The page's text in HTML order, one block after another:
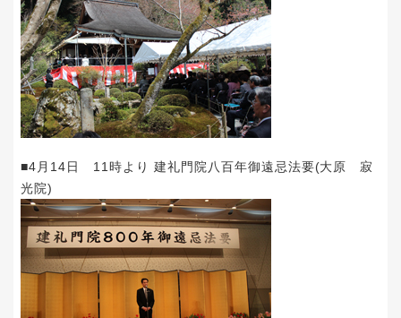
■4月14日 11時より 建礼門院八百年御遠忌法要(大原 寂
光院)